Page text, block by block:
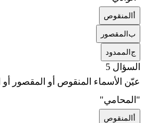
المنقوص
بالمقصور
جالممدود
السؤال 5
عيّن الأسماء المنقوص أو المقصور أو
"المحامي"
المنقوص